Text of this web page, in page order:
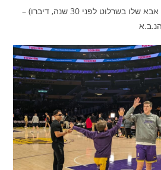
סטף הקטן זורק במגרש של אבא שלו בשרלוט לפני 30 שנה, דיברו) –